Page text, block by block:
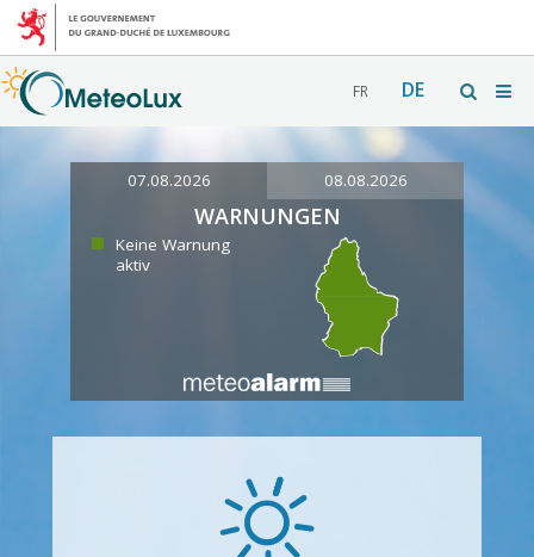
FR DE
07.08.2026 08.08.2026
WARNUNGEN
Keine Warnung
aktiv